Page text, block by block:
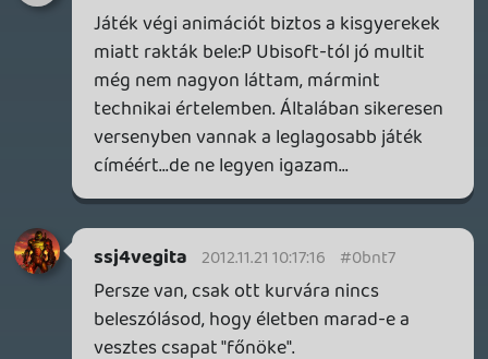
Lost Expeditions előrendelve (PS3), majd
ha meglesz az új konfigom akkor
bepottyan az Insane Edition is PC-re. Tuti
nem lesz uncsi mint az elődje, ami nekem
speciel tökre tetszett leszámítva azt, hogy
újraszülettek a checkpointokon az
ellenségek és hogy sokat kellett
autózgatni a picsányi küldetések között.
Aztán tény ami tény, sokan tüsszögtek
tőle, azonban dobna a feelingen ha ismét
berosálnának a fegyverek, na persze nem
a "tizedik" tár kilövése után. Szóval az
extrákon kívül, remélem a 2. rész negatív
kommentjeiből okulván otthon hagyják az
uncsi részeket meg remélem hogy olyan
ember készítette a fegyvereket aki ért is